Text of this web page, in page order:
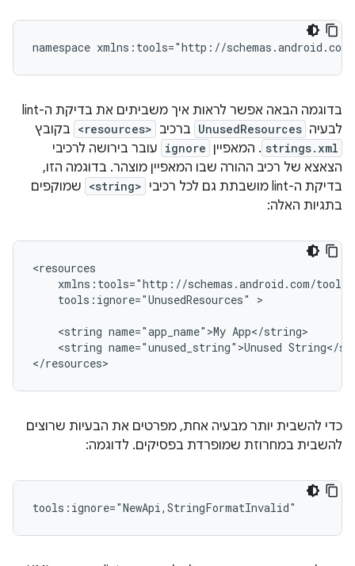
namespace xmlns:tools="http://
בדוגמה הבאה אפשר לראות איך משביתים את בדיקת ה-lint
לבעיה UnusedResources ברכיב <resources> בקובץ
strings.xml . המאפיין ignore עובר בירושה לרכיבי
הצאצא של רכיב ההורה שבו המאפיין מוצהר. בדוגמה הזו,
בדיקת ה-lint מושבתת גם לכל רכיבי
<string> שמוקפים
בתגיות האלה:
tools:ignore="UnusedResources" >
<string name="app_name">My
<string name="unused_string">Unused String</
</resources>
כדי להשבית יותר מבעיה אחת, מפרטים את הבעיות שרוצים
להשבית במחרוזת שמופרדת בפסיקים. לדוגמה:
tools:ignore="NewApi,StringFormatInvalid"